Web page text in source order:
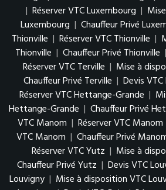
| Réserver VTC Luxembourg |
Luxembourg | Chauffeur Privé
Thionville | Réserver VTC Thionville |
Thionville | Chauffeur Privé Thionville |
Réserver VTC Terville | Mise à
Chauffeur Privé Terville | Devis
Réserver VTC Hettange-Grande |
Hettange-Grande | Chauffeur Privé
VTC Manom | Réserver VTC Manom
VTC Manom | Chauffeur Privé
Réserver VTC Yutz | Mise à
Chauffeur Privé Yutz | Devis VTC
Louvigny | Mise à disposition VTC